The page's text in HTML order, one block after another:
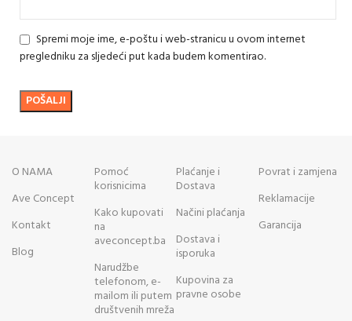
Spremi moje ime, e-poštu i web-stranicu u ovom internet
pregledniku za sljedeći put kada budem komentirao.
O NAMA
Ave Concept
Kontakt
Blog
Pomoć
korisnicima
Kako kupovati
na
aveconcept.ba
Narudžbe
telefonom, e-
mailom ili putem
društvenih mreža
Plaćanje i
Dostava
Načini plaćanja
Dostava i
isporuka
Kupovina za
pravne osobe
Povrat i zamjena
Reklamacije
Garancija